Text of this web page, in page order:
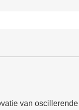
van